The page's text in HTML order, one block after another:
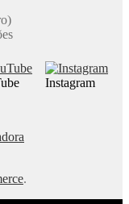
Instagram
.